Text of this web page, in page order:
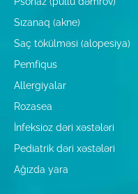
Sızanaq (akne)
Saç tökülməsi (alopesiya)
Pemfiqus
Allergiyalar
Rozasea
İnfeksioz dəri xəstələri
Pediatrik dəri xəstələri
Ağızda yara